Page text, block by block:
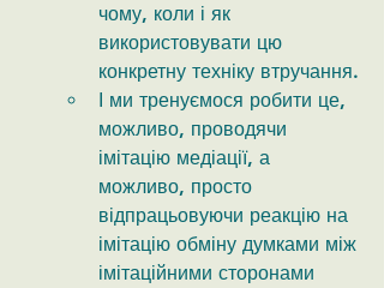
чому, коли і як
використовувати цю
конкретну техніку втручання.
І ми тренуємося робити це,
можливо, проводячи
імітацію медіації, а
можливо, просто
відпрацьовуючи реакцію на
імітацію обміну думками між
імітаційними сторонами